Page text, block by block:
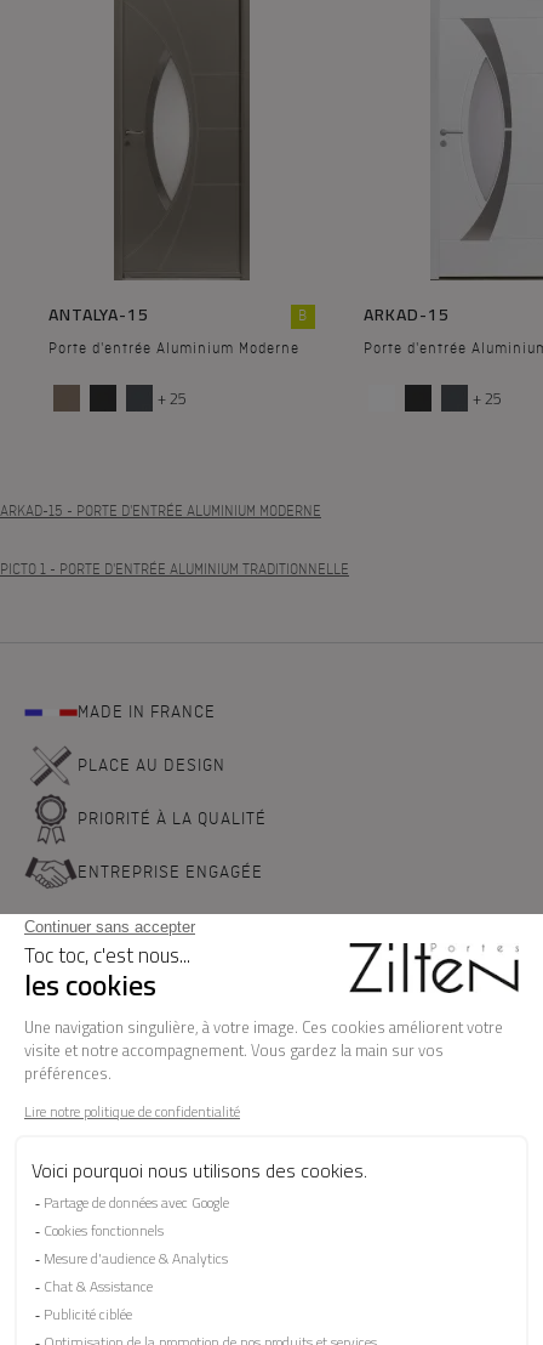
ANTALYA-15
Porte d'entrée Aluminium Moderne
B
+ 25
ARKAD-15
Porte d'entrée
+ 25
ARKAD-15 - PORTE D'ENTRÉE ALUMINIUM MODERNE
PICTO 1 - PORTE D'ENTRÉE ALUMINIUM TRADITIONNELLE
MADE IN FRANCE
PLACE AU DESIGN
PRIORITÉ À LA QUALITÉ
ENTREPRISE ENGAGÉE
NOS PORTES D'ENTREE
LA MARQUE
BESOIN D'AIDE ?
Les garanties
Le SAV
Besoin d'informations ? Nos conseillers
sont à votre écoute.